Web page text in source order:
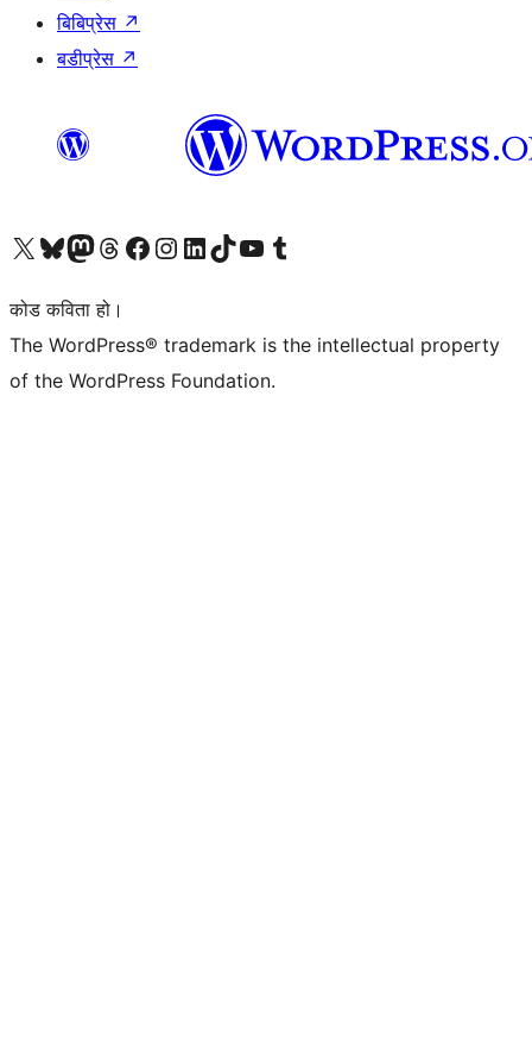
बिबिप्रेस ↗
बडीप्रेस ↗
हाम्रो X (पहिले ट्विटर) खातामा जानुहोस्
हाम्रो Bluesky खाता भ्रमण गर्नुहोस्
हाम्रो म्यास्टोडन खाता भ्रमण गर्नुहोस्
हाम्रो थ्रेड्स खातामा जानुहोस्
हाम्रो फेसबुक पेजमा जानुहोस्
हाम्रो इन्स्टाग्राम खातामा जानुहोस्
हाम्रो लिङ्क्डइन खातामा जानुहोस्
हाम्रो TikTok खाता भ्रमण गर्नुहोस्
हाम्रो युट्युब च्यानलमा जानुहोस्
हाम्रो टम्बलर खाता भ्रमण गर्नुहोस्
कोड कविता हो।
The WordPress® trademark is the intellectual property
of the WordPress Foundation.